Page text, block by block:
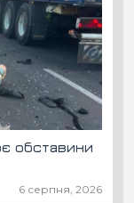
обставини
6 серпня, 2026